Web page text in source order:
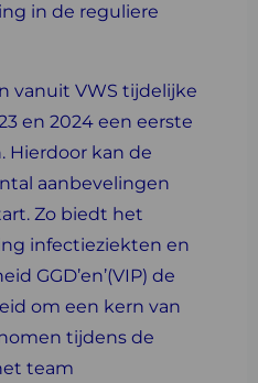
in de reguliere
vanuit VWS tijdelijke
en 2024 een eerste
Hierdoor kan de
aanbevelingen
Zo biedt het
infectieziekten en
GGD’en’(VIP) de
om een kern van
tijdens de
team